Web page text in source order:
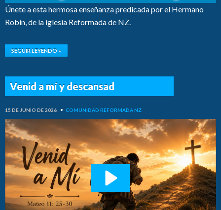
Únete a esta hermosa enseñanza predicada por el Hermano
Robin, de la iglesia Reformada de NZ.
SEGUIR LEYENDO »
Venid a mí y descansad
15 DE JUNIO DE 2026 • COMUNIDAD REFORMADA NZ